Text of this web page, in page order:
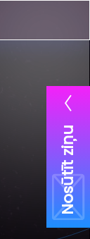
Nosūtīt ziņu